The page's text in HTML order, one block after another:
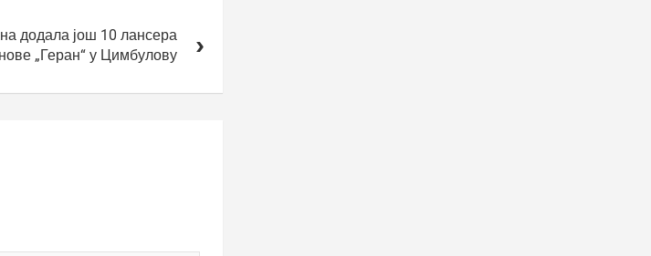
додала још 10 лансера
„Геран“ у Цимбулову